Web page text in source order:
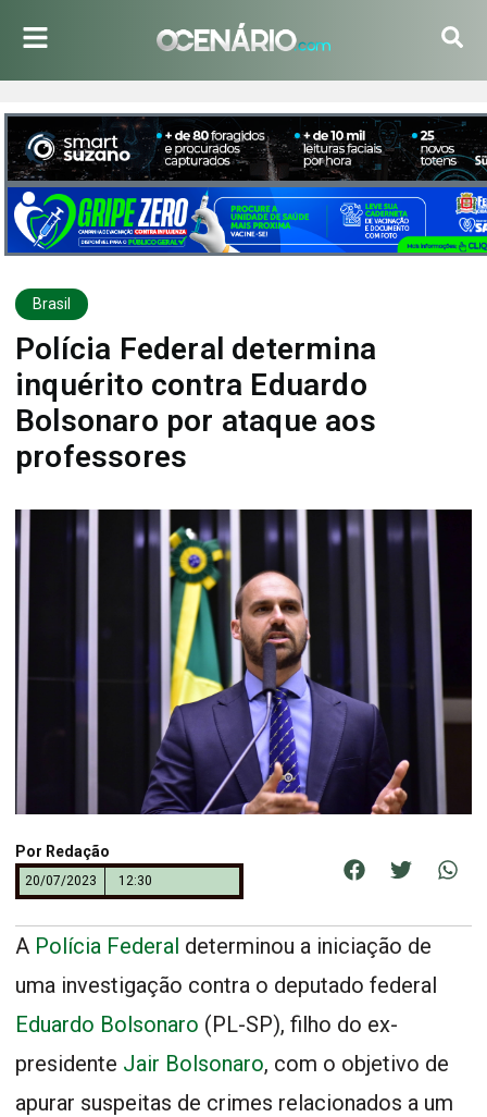
Brasil
Polícia Federal determina
inquérito contra Eduardo
Bolsonaro por ataque aos
professores
Por Redação
20/07/2023 12:30
A Polícia Federal determinou a iniciação de
uma investigação contra o deputado federal
Eduardo Bolsonaro (PL-SP), filho do ex-
presidente Jair Bolsonaro, com o objetivo de
apurar suspeitas de crimes relacionados a um